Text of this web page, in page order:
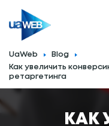
UaWeb
Blog
Как увеличить
ретаргетинга
КАК